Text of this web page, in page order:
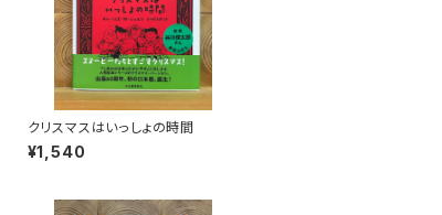
クリスマスはいっしょの時間
¥1,540